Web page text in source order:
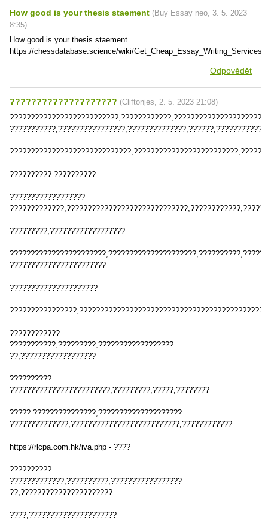
How good is your thesis staement (Buy Essay neo, 3. 5. 2023
8:35)
How good is your thesis staement
https://chessdatabase.science/wiki/
Odpovědět
???????????????????? (Cliftonjes, 2. 5. 2023 21:08)
?????????? ??????????
??????????????????
?????????,??????????????????
???????????????????????
?????????????????????
????????????
???????????,?????????,??????????????????
??,??????????????????
??????????
????????????????????????,?????????,?????,????????
????? ???????????????,????????????????????
??????????????,??????????????????????????,????????????
https://rlcpa.com.hk/iva.php - ????
??????????
?????????????,??????????,?????????????????
??,??????????????????????
????,?????????????????????